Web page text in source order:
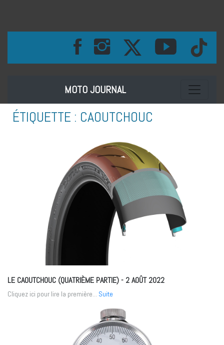
MOTO JOURNAL Toggle
ÉTIQUETTE : CAOUTCHOUC
LE CAOUTCHOUC (QUATRIÈME PARTIE)- 2 AOÛT 2022
Cliquez ici pour lire la première... Suite